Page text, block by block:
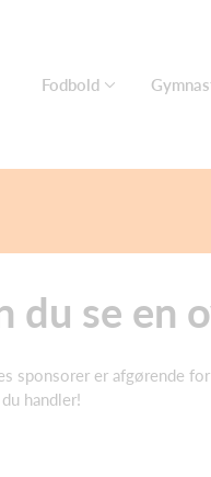
Fodbold
du se en
sponsorer er afgørende
handler!